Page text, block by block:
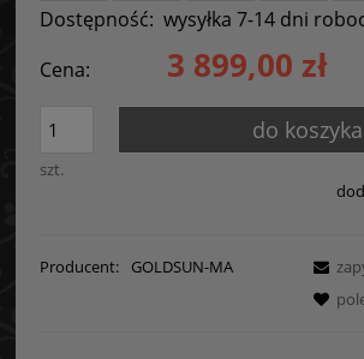
Dostępność: wysyłka 7-14 dni
Cena:
3 899,00 zł
szt.
do koszyka
Producent: GOLDSUN-MA